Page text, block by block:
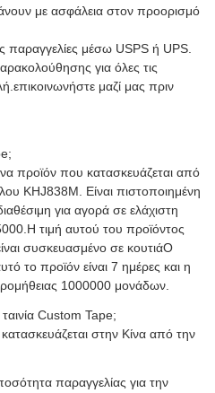
με ασφάλεια στον προορισμό
παραγγελίες μέσω USPS ή UPS.
για όλες τις
μαζί μας πριν
προϊόν που κατασκευάζεται από
KHJ838M. Είναι πιστοποιημένη
για αγορά σε ελάχιστη
τιμή αυτού του προϊόντος
συσκευασμένο σε κουτιάΟ
το προϊόν είναι 7 ημέρες και η
1000000 μονάδων.
Custom Tape;
στην Κίνα από την
παραγγελίας για την